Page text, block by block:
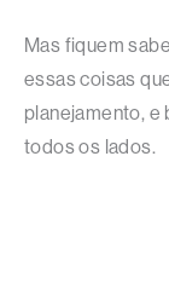
Mas fiquem
essas coisas
planejamento, e
todos os lados.